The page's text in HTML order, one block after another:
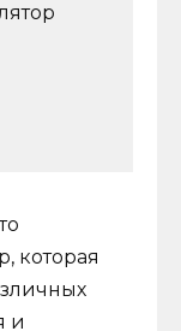
которая
и